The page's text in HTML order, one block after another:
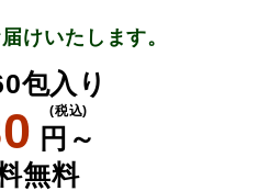
けいたします。
包入り
円～
(税込)
無料